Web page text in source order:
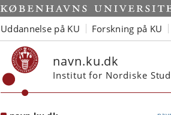
Start
Uddannelse på KU Forskning på KU
navn.ku.dk
Institut for Nordiske